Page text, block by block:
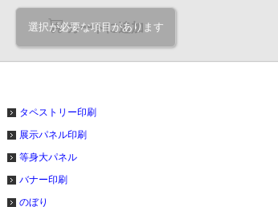
カートに追加
選択が必要な項目があります
タペストリー印刷
展示パネル印刷
等身大パネル
バナー印刷
のぼり